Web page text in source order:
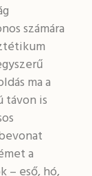
számára
ma a
távon is
a
– eső, hó,